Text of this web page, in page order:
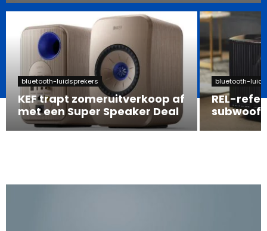
bluetooth-luidsprekers
KEF trapt zomeruitverkoop af
met een Super Speaker Deal
bluetooth-
REL-